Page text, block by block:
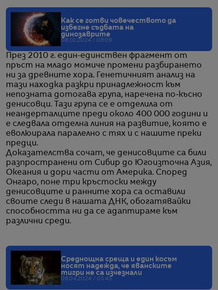
Как се готви човечеството да
избегне съдбата на
динозаврите
08.10.2024 / 08:09
През 2010 г. един-единствен фрагмент от
пръст на младо момиче промени разбирането
ни за древните хора. Генетичният анализ на
тази находка разкри принадлежност към
непозната дотогава група, наречена по-късно
денисовци. Тази група се е отделила от
неандерталците преди около 400 000 години и
е следвала отделна линия на развитие, която е
еволюирала паралелно с тях и с нашите преки
предци.
Доказателства сочат, че денисовците са били
разпространени от Сибир до Югоизточна Азия,
Океания и дори части от Америка. Според
Онгаро, поне три кръстоски между
денисовците и ранните хора са оставили
своите следи в нашата ДНК, обогатявайки
способността ни да се адаптираме към
различни среди.
Среднощна среща и един косъм
носят надежда, че яванските
тигри не са изчезнали
06.04.2024 / 05:43